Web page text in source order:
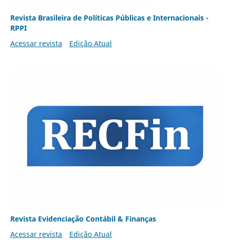
Revista Brasileira de Políticas Públicas e Internacionais -
RPPI
Acessar revista
Edição Atual
Revista Evidenciação Contábil & Finanças
Acessar revista
Edição Atual